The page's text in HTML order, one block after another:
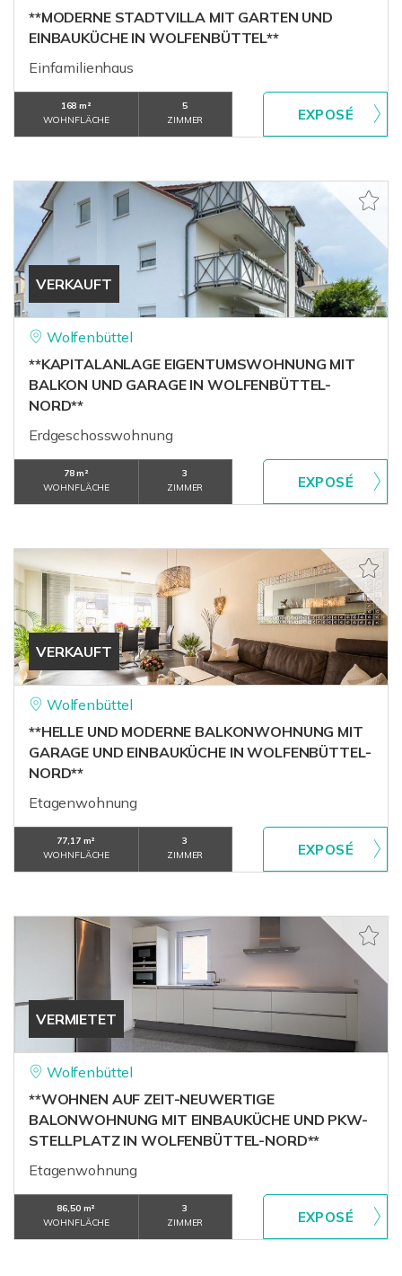
**MODERNE STADTVILLA MIT GARTEN UND
EINBAUKÜCHE IN WOLFENBÜTTEL**
Einfamilienhaus
168 m²
WOHNFLÄCHE
5
ZIMMER
VERKAUFT
Wolfenbüttel
**KAPITALANLAGE EIGENTUMSWOHNUNG MIT
BALKON UND GARAGE IN WOLFENBÜTTEL-
NORD**
Erdgeschosswohnung
78 m²
WOHNFLÄCHE
3
ZIMMER
VERKAUFT
Wolfenbüttel
**HELLE UND MODERNE BALKONWOHNUNG MIT
GARAGE UND EINBAUKÜCHE IN WOLFENBÜTTEL-
NORD**
Etagenwohnung
77,17 m²
WOHNFLÄCHE
3
ZIMMER
VERMIETET
Wolfenbüttel
**WOHNEN AUF ZEIT-NEUWERTIGE
BALONWOHNUNG MIT EINBAUKÜCHE UND PKW-
STELLPLATZ IN WOLFENBÜTTEL-NORD**
Etagenwohnung
86,50 m²
WOHNFLÄCHE
3
ZIMMER